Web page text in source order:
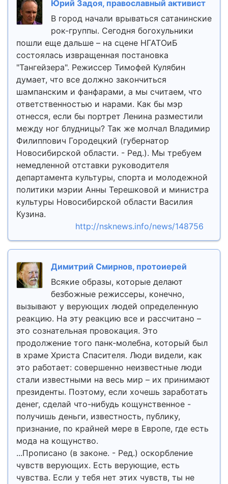
Юрий Задоя, православный активист
В город начали врываться сатанинские
рок-группы. Сегодня богохульники
пошли еще дальше – на сцене НГАТОиБ
состоялась извращенная постановка
"Тангейзера". Режиссер Тимофей Кулябин
думает, что все должно закончиться
шампанским и фанфарами, а мы считаем, что
ответственностью и нарами. Как бы мэр
отнесся, если бы портрет Ленина разместили
между ног блудницы? Так же молчал Владимир
Филиппович Городецкий (губернатор
Новосибирской области. - Ред.). Мы требуем
немедленной отставки руководителя
департамента культуры, спорта и молодежной
политики мэрии Анны Терешковой и министра
культуры Новосибирской области Василия
Кузина.
http://nsknews.info/news/148756
Димитрий Смирнов, протоиерей
Всякие образы, которые делают
безбожные режиссеры, конечно,
вызывают у верующих людей определенную
реакцию. На эту реакцию все и рассчитано –
это сознательная провокация. Это
продолжение того панк-молебна, который был
в храме Христа Спасителя. Люди видели, как
это работает: совершенно неизвестные люди
стали известными на весь мир – их принимают
президенты. Поэтому, если хочешь заработать
денег, сделай что-нибудь кощунственное -
получишь деньги, известность, публику,
признание, по крайней мере в Европе, где есть
мода на кощунство.
...Прописано (в законе. - Ред.) оскорбление
чувств верующих. Есть верующие, есть
чувства. Если у тебя нет этих чувств, ты не